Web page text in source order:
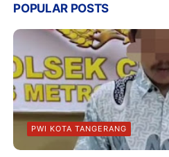
POPULAR POSTS
PWI KOTA TANGERANG